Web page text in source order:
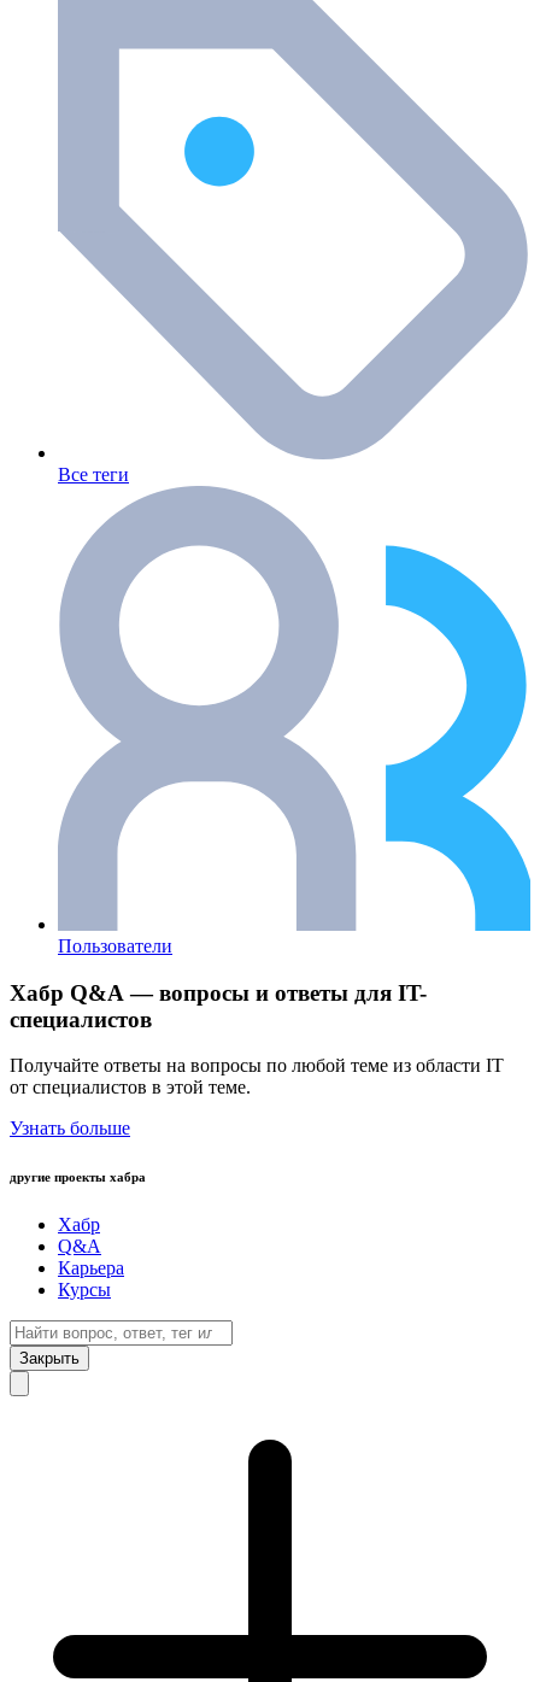
Все теги
Пользователи
Хабр Q&A — вопросы и ответы для IT-
специалистов
Получайте ответы на вопросы по любой теме из области IT
от специалистов в этой теме.
Узнать больше
другие проекты хабра
Хабр
Q&A
Карьера
Курсы
Закрыть